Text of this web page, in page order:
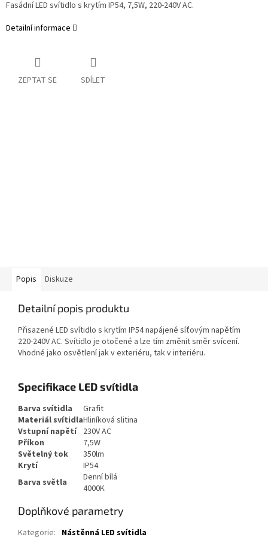
Fasádní LED svítidlo s krytím IP54, 7,5W, 220-240V AC.
Detailní informace
ZEPTAT SE SDÍLET
Popis Diskuze
Detailní popis produktu
Přisazené LED svítidlo s krytím IP54 napájené síťovým napětím
220-240V AC. Svítidlo je otočené a lze tím změnit směr svícení.
Vhodné jako osvětlení jak v exteriéru, tak v interiéru.
Specifikace LED svítidla
Barva svítidla
Grafit
Materiál svítidlaHliníková slitina
Vstupní napětí 230V AC
Příkon
7,5W
Světelný tok
350lm
Krytí
IP54
Barva světla
Denní bílá
4000K
Doplňkové parametry
Kategorie: Nástěnná LED svítidla